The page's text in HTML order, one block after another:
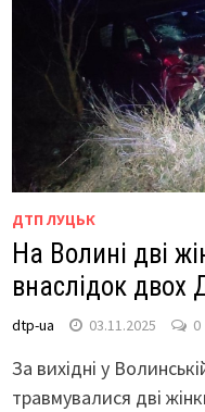
ДТП ЛУЦЬК
На Волині дві
внаслідок двох
dtp-ua 03.11.2025 0
За вихідні у
травмувалися дві